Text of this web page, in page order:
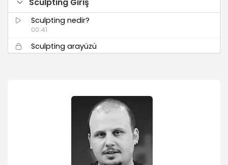
Sculpting nedir?
00:41
Sculpting arayüzü
00:59
Tablet basınç ayarlarını fırçalarda kullanmak
Mouse ile kalem kullanmadan fırça ayarı